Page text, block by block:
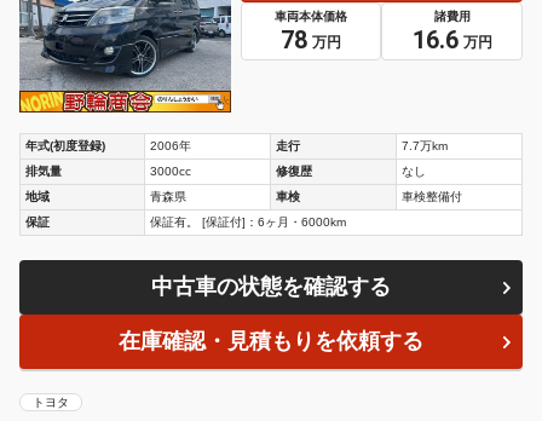
車両本体価格
78 万円
諸費用
16.6 万円
年式(初度登録) 2006年 走行
7.7万km
排気量
3000cc 修復歴
なし
地域
青森県 車検
車検整備付
保証
保証有。 [保証付]：6ヶ月・6000km
中古車の状態を確認する
在庫確認・見積もりを依頼する
トヨタ